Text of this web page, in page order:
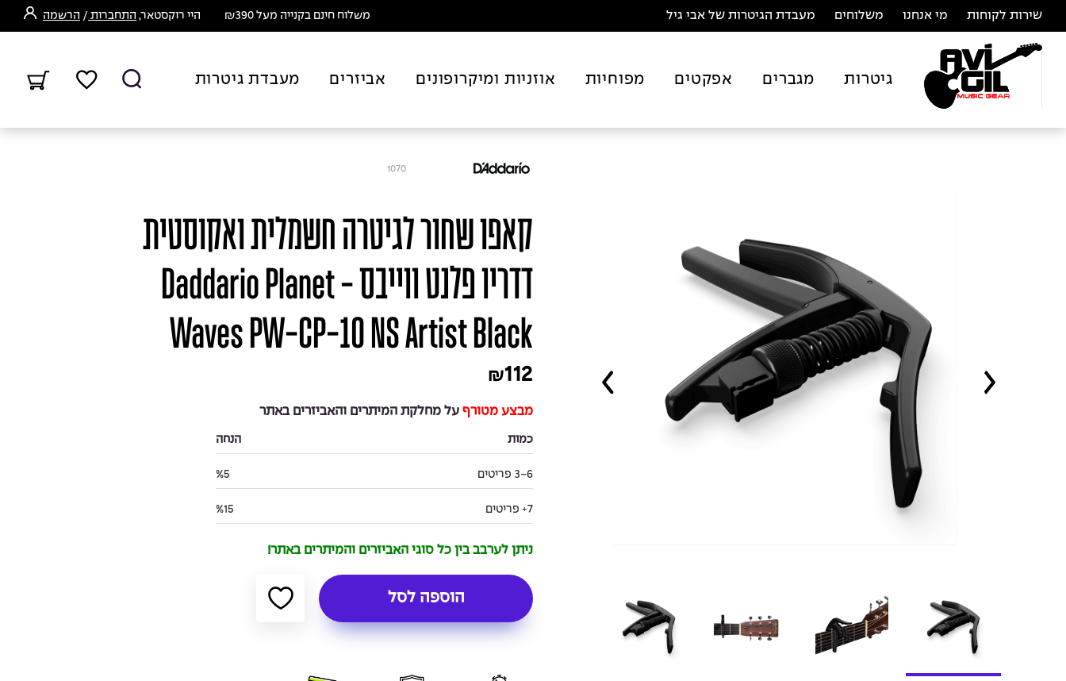
שירות לקוחות מי אנחנו משלוחים מעבדת הגיטרות של אבי גיל משלוח חינם בקנייה מעל ₪390 היי רוקסטאר, התחברות / הרשמה
גיטרות מגברים אפקטים מפוחיות אוזניות ומיקרופונים אביזרים מעבדת גיטרות
1070
קאפו שחור לגיטרה חשמלית ואקוסטית
דדריו פלנט ווייבס - Daddario Planet
Waves PW-CP-10 NS Artist Black
₪112
מבצע מטורף על מחלקת המיתרים והאביזרים באתר
כמות הנחה
3-6 פריטים %5
7+ פריטים %15
ניתן לערבב בין כל סוגי האביזרים והמיתרים באתר!
הוספה לסל